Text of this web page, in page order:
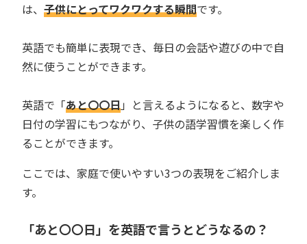
は、 子供にとってワクワクする瞬間です。
英語でも簡単に表現でき、毎日の会話や遊びの中で自
然に使うことができます。
英語で「あと〇〇日」と言えるようになると、数字や
日付の学習にもつながり、子供の語学習慣を楽しく作
ることができます。
ここでは、家庭で使いやすい3つの表現をご紹介しま
す。
「あと〇〇日」を英語で言うとどうなるの？